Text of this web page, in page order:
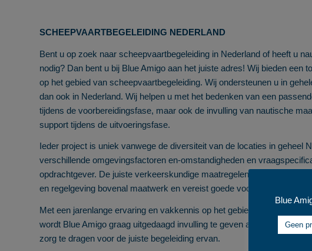
SCHEEPVAARTBEGELEIDING NEDERLAND
Bent u op zoek naar scheepvaartbegeleiding in Nederland of heeft u
nodig? Dan bent u bij Blue Amigo aan het juiste adres! Wij bieden een
op het gebied van scheepvaartbegeleiding. Wij ondersteunen u in
dan ook in Nederland. Wij helpen u met het bedenken van een
tijdens de voorbereidingsfase, maar ook de invulling van nautische
support tijdens de uitvoeringsfase.
Ieder project is uniek vanwege de diversiteit van de locaties in geheel
verschillende omgevingsfactoren en-omstandigheden en
opdrachtgever. De juiste verkeerskundige maatregelen is naast het
en regelgeving bovenal maatwerk en vereist goede voorbereiding en
Met een jarenlange ervaring en vakkennis op het gebied van
wordt Blue Amigo graag uitgedaagd invulling te geven aan nautische
zorg te dragen voor de juiste begeleiding ervan.
Blue
Geen